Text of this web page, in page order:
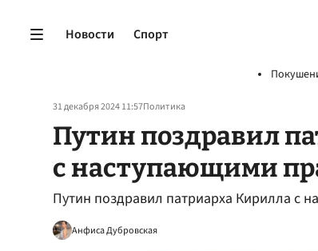
Новости Спорт
31 декабря 2024 11:57Политика
Путин поздравил
с наступающими
Путин поздравил патриарха Кирилла с
Анфиса Дубровская